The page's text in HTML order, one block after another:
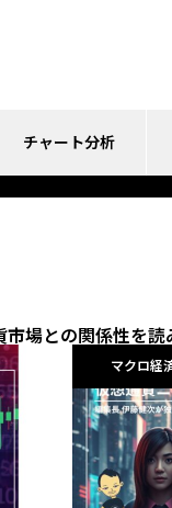
チャート分析
場との関係性を読
ニュース解
マクロ経